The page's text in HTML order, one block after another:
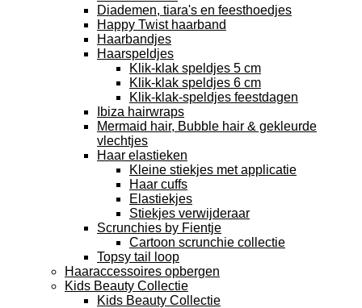
Diademen, tiara's en feesthoedjes
Happy Twist haarband
Haarbandjes
Haarspeldjes
Klik-klak speldjes 5 cm
Klik-klak speldjes 6 cm
Klik-klak-speldjes feestdagen
Ibiza hairwraps
Mermaid hair, Bubble hair & gekleurde
vlechtjes
Haar elastieken
Kleine stiekjes met applicatie
Haar cuffs
Elastiekjes
Stiekjes verwijderaar
Scrunchies by Fientje
Cartoon scrunchie collectie
Topsy tail loop
Haaraccessoires opbergen
Kids Beauty Collectie
Kids Beauty Collectie